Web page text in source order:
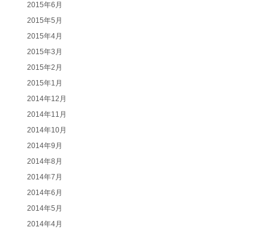
2015年6月
2015年5月
2015年4月
2015年3月
2015年2月
2015年1月
2014年12月
2014年11月
2014年10月
2014年9月
2014年8月
2014年7月
2014年6月
2014年5月
2014年4月